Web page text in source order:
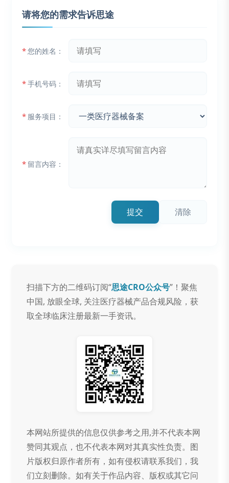
请将您的需求告诉思途
*您的姓名：
*手机号码：
* 服务项目：
* 留言内容：
提交 清除
扫描下方的二维码订阅“思途CRO公众号”！聚焦
中国, 放眼全球, 关注医疗器械产品合规风险，获
取全球临床注册最新一手资讯。
本网站所提供的信息仅供参考之用,并不代表本网
赞同其观点，也不代表本网对其真实性负责。图
片版权归原作者所有，如有侵权请联系我们，我
们立刻删除。如有关于作品内容、版权或其它问